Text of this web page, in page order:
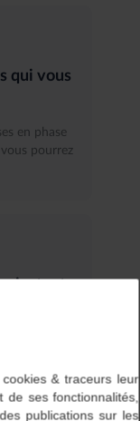
qui vous
en phase
pourrez
instants
& traceurs leur
de ses fonctionnalités,
publications sur les